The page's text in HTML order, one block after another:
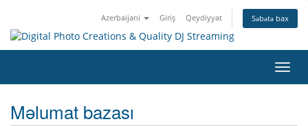
Azerbaijani Giriş Qeydiyyat Səbətə bax
keçid
Məlumat bazası